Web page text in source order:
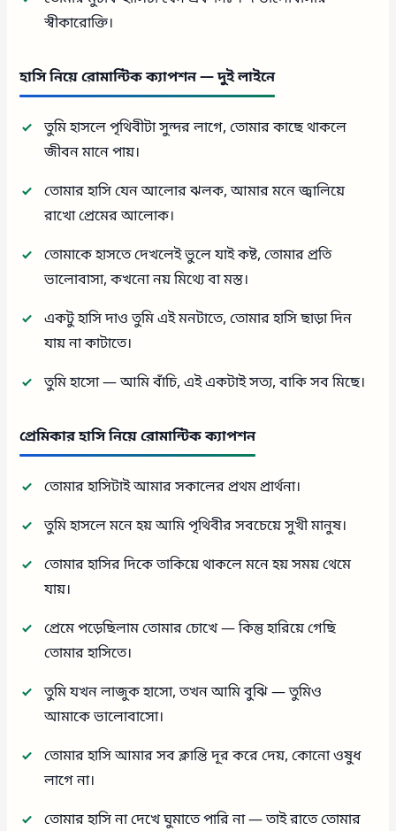
স্বীকারোক্তি।
হাসি নিয়ে রোমান্টিক ক্যাপশন — দুই লাইনে
তুমি হাসলে পৃথিবীটা সুন্দর লাগে, তোমার কাছে থাকলে
জীবন মানে পায়।
তোমার হাসি যেন আলোর ঝলক, আমার মনে জ্বালিয়ে
রাখো প্রেমের আলোক।
তোমাকে হাসতে দেখলেই ভুলে যাই কষ্ট, তোমার প্রতি
ভালোবাসা, কখনো নয় মিথ্যে বা মস্ত।
একটু হাসি দাও তুমি এই মনটাতে, তোমার হাসি ছাড়া দিন
যায় না কাটাতে।
তুমি হাসো — আমি বাঁচি, এই একটাই সত্য, বাকি সব মিছে।
প্রেমিকার হাসি নিয়ে রোমান্টিক ক্যাপশন
তোমার হাসিটাই আমার সকালের প্রথম প্রার্থনা।
তুমি হাসলে মনে হয় আমি পৃথিবীর সবচেয়ে সুখী মানুষ।
তোমার হাসির দিকে তাকিয়ে থাকলে মনে হয় সময় থেমে
যায়।
প্রেমে পড়েছিলাম তোমার চোখে — কিন্তু হারিয়ে গেছি
তোমার হাসিতে।
তুমি যখন লাজুক হাসো, তখন আমি বুঝি — তুমিও
আমাকে ভালোবাসো।
তোমার হাসি আমার সব ক্লান্তি দূর করে দেয়, কোনো ওষুধ
লাগে না।
তোমার হাসি না দেখে ঘুমাতে পারি না — তাই রাতে তোমার